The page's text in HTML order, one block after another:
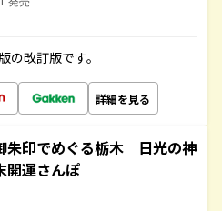
改訂版です。
詳細を見る
印でめぐる栃木 日光の神
運さんぽ